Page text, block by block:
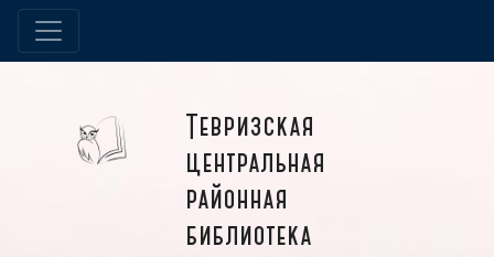
Тевризская
центральная
районная
библиотека